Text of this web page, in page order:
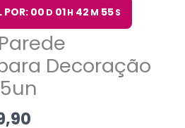
POR: 00 D 01H 42 M 54S
Decoração